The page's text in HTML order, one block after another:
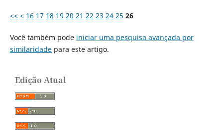
<< < 16 17 18 19 20 21 22 23 24 25 26
Você também pode iniciar uma pesquisa avançada por
similaridadepara este artigo.
Edição Atual